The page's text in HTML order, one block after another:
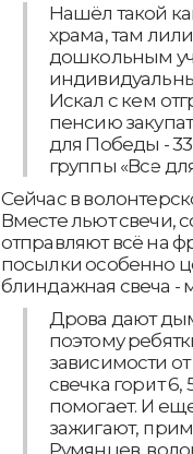
Нашёл такой
храма, там
дошкольным
Искал с кем
пенсию
для Победы -
группы «Все
Сейчас в
Вместе льют свечи,
отправляют всё на
посылки особенно
блиндажная свеча -
Дрова дают
поэтому
зависимости
свечка горит 6,
помогает. И
зажигают,
Румянцев,